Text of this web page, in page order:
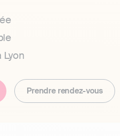
Lyon
Prendre rendez-vous